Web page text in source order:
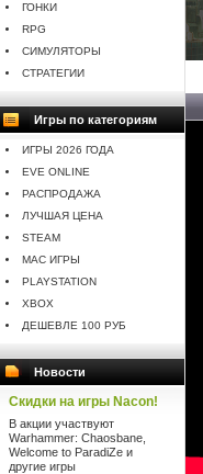
ГОНКИ
RPG
СИМУЛЯТОРЫ
СТРАТЕГИИ
Игры по категориям
ИГРЫ 2026 ГОДА
EVE ONLINE
РАСПРОДАЖА
ЛУЧШАЯ ЦЕНА
STEAM
MAC ИГРЫ
PLAYSTATION
XBOX
ДЕШЕВЛЕ 100 РУБ
Новости
Скидки на игры Nacon!
В акции участвуют
Warhammer: Chaosbane,
Welcome to ParadiZe и
другие игры